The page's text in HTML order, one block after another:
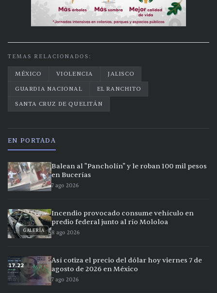
TEMAS RELACIONADOS:
MÉXICO VIOLENCIA
JALISCO
GUARDIA NACIONAL
EL RANCHITO
SANTA CRUZ DE QUELITÁN
EN PORTADA
Balean al "Pancholín" y le roban 100 mil pesos
en Bucerías
7 ago 2026
GALERÍA
Incendio provocado consume vehículo en
predio federal junto al río Mololoa
8 ago 2026
Así cotiza el precio del dólar hoy viernes 7 de
agosto de 2026 en México
7 ago 2026